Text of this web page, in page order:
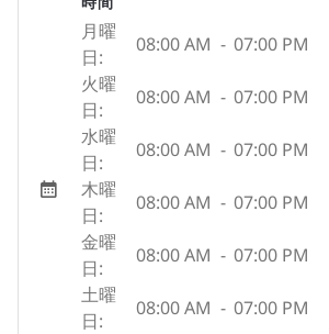
月曜
日:
08:00 AM - 07:00 PM
火曜
日:
08:00 AM - 07:00 PM
水曜
日:
08:00 AM - 07:00 PM
木曜
日:
08:00 AM - 07:00 PM
金曜
日:
08:00 AM - 07:00 PM
土曜
日:
08:00 AM - 07:00 PM